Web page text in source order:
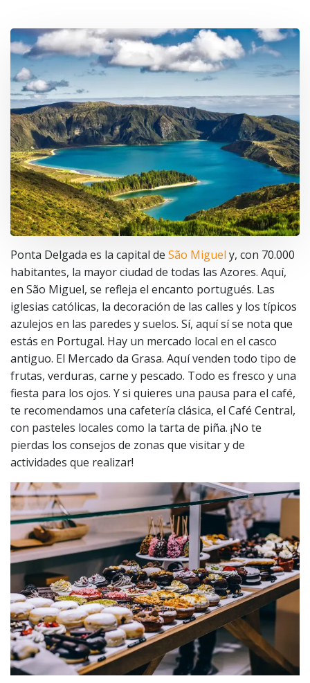
Ponta Delgada es la capital de São Miguel y, con 70.000
habitantes, la mayor ciudad de todas las Azores. Aquí,
en São Miguel, se refleja el encanto portugués. Las
iglesias católicas, la decoración de las calles y los típicos
azulejos en las paredes y suelos. Sí, aquí sí se nota que
estás en Portugal. Hay un mercado local en el casco
antiguo. El Mercado da Grasa. Aquí venden todo tipo de
frutas, verduras, carne y pescado. Todo es fresco y una
fiesta para los ojos. Y si quieres una pausa para el café,
te recomendamos una cafetería clásica, el Café Central,
con pasteles locales como la tarta de piña. ¡No te
pierdas los consejos de zonas que visitar y de
actividades que realizar!